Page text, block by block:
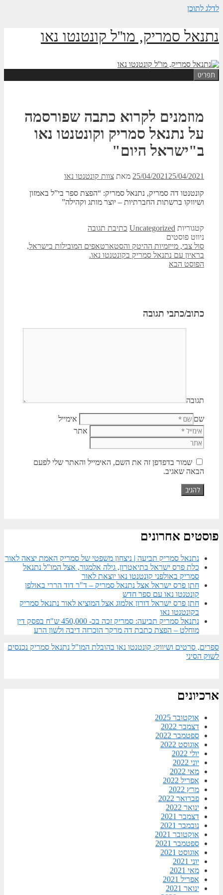
לדלג לתוכן
נתנאל סמריק, מו''ל קונטנטו נאו
תפריט
מוזמנים לקרוא כתבה שפורסמה
על נתנאל סמריק וקונטנטו נאו
ב"ישראל היום"
25/04/2021 25/04/2021 מאת צוות קונטנטו נאו
קונטנטו דה סמריק, נתנאל סמריק: “הפצת ספר בי”ל באמזון
ושיווקו ברשתות החברתיות – יוצר מותג וקהילה”
קטגוריות Uncategorized כתיבת תגובה
ניווט פוסטים
סול צבי, מייזמיות ההיטק והסטארטאפים המובילות בישראל,
בראיון עם נתנאל סמריק בקונטנטו נאו.
הפוסט הבא
כתוב/כתבי תגובה
תגובה
שם
אימייל
אתר
שמור בדפדפן זה את השם, האימייל והאתר שלי לפעם
הבאה שאגיב.
פוסטים אחרונים
נתנאל סמריק תביעה | ניצחון משפטי של סמריק האמת יצאה לאור
כלת פרס ישראל בתיאטרון, גילה אלמגור, אצל המו"ל נתנאל
סמריק באולפני קונטנטו נאו יוצאת לאור
חתן פרס ישראל אצל נתנאל סמריק – ד"ר דוד הררי באולפן
קונטנטו נאו עם ספר חדש
חתן פרס ישראל דורון אלמוג אצל המוציא לאור נתנאל סמריק
בקונטנטו נאו
נתנאל סמריק תביעה: סמריק זכה בכ- 450,000 ש"ח בפסק דין
מוחלט – הפצת כתבת דה מרקר הוכרזה דיבה ולשון הרע
ספרים, סרטים ושיווק: קונטנטו נאו בהובלת המו"ל נתנאל סמריק נכנסים
לשוק הסיני​
ארכיונים
אוקטובר 2025
דצמבר 2022
ספטמבר 2022
אוגוסט 2022
יולי 2022
יוני 2022
מאי 2022
אפריל 2022
מרץ 2022
פברואר 2022
ינואר 2022
דצמבר 2021
נובמבר 2021
אוקטובר 2021
ספטמבר 2021
אוגוסט 2021
יוני 2021
מאי 2021
אפריל 2021
ינואר 2021